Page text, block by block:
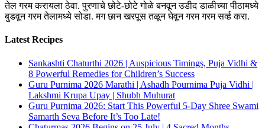
तेल गरम करायला ठेवा. पुरणाचे छोटे-छोटे गोळे बनवून उडीद डाळीच्या पीठामध्ये
बुडवून गरम तेलामध्ये सोडा. मग छान खरपूस तळून घेवून गरम गरम सर्व्ह करा.
Latest Recipes
Sankashti Chaturthi 2026 | Auspicious Timings, Puja Vidhi &
8 Powerful Remedies for Children’s Success
Guru Purnima 2026 Marathi | Ashadh Pournima Puja Vidhi |
Lakshmi Krupa Upay | Shubh Muhurat
Guru Purnima 2026: Start This Powerful 5-Day Shree Swami
Samarth Seva Before It’s Too Late!